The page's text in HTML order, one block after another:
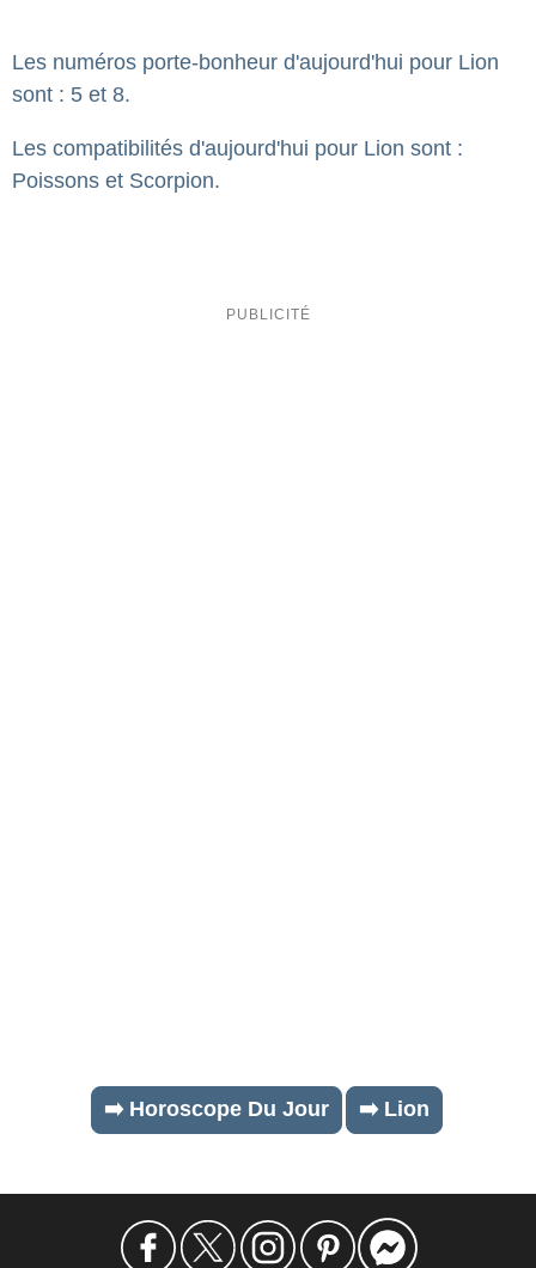
Les numéros porte-bonheur d'aujourd'hui pour Lion
sont : 5 et 8.
Les compatibilités d'aujourd'hui pour Lion sont :
Poissons et Scorpion.
➡️ Horoscope Du Jour ➡️ Lion